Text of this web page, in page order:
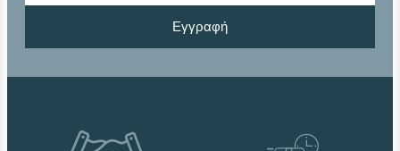
Εγγραφή